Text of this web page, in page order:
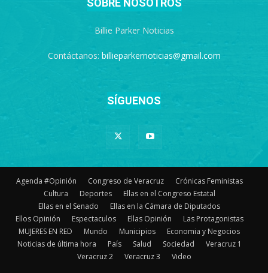
Billie Parker Noticias
Contáctanos: billieparkernoticias@gmail.com
SÍGUENOS
Agenda #Opinión Congreso de Veracruz
Crónicas Feministas
Cultura
Deportes
Ellas en el Congreso Estatal
Ellas en el Senado
Ellas en la Cámara de Diputados
Ellos Opinión
Espectaculos Ellas Opinión
Las Protagonistas
MUJERES EN RED
Mundo Municipios
Economia y Negocios
Noticias de última hora
País Salud Sociedad
Veracruz 1
Veracruz 2
Veracruz 3 Video